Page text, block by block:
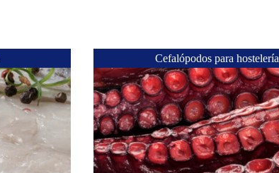
Cefalópodos para hostelería